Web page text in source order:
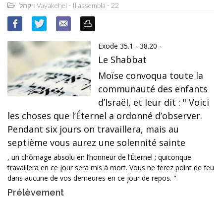
ויקהל Vayakehel - Il assembla - 22
Exode 35.1 - 38.20 -
Le Shabbat
Moïse convoqua toute la
communauté des enfants
d’Israël, et leur dit : " Voici
les choses que l’Éternel a ordonné d’observer.
Pendant six jours on travaillera, mais au
septième vous aurez une solennité sainte
, un chômage absolu en l’honneur de l’Éternel ; quiconque
travaillera en ce jour sera mis à mort. Vous ne ferez point de feu
dans aucune de vos demeures en ce jour de repos. "
Prélèvement